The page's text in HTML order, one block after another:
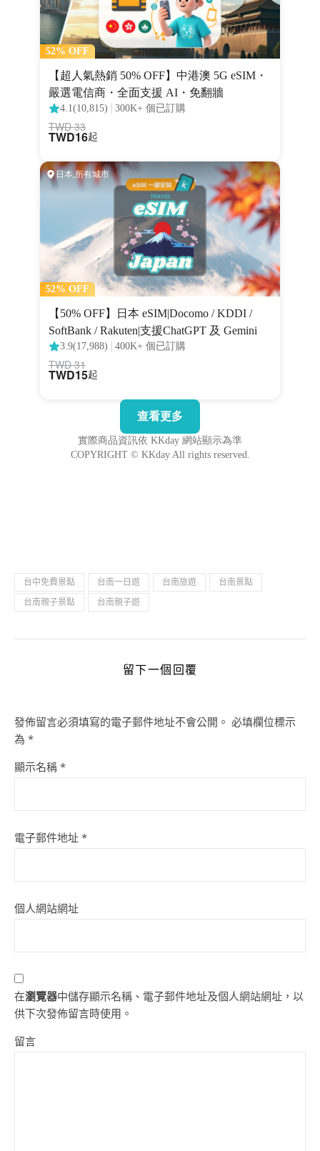
台中免費景點 台南一日遊 台南旅遊
台南景點
台南親子景點
台南親子遊
留下一個回覆
發佈留言必須填寫的電子郵件地址不會公開。 必填欄位標示
為 *
顯示名稱 *
電子郵件地址 *
個人網站網址
在瀏覽器中儲存顯示名稱、電子郵件地址及個人網站網址，以
供下次發佈留言時使用。
留言